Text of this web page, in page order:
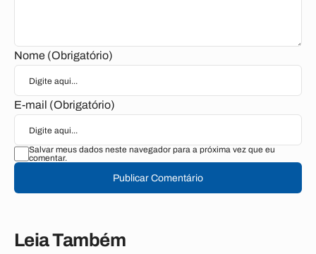
Nome (Obrigatório)
E-mail (Obrigatório)
Salvar meus dados neste navegador para a próxima vez que eu
comentar.
Publicar Comentário
Leia Também